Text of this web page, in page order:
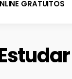
GRATUITOS